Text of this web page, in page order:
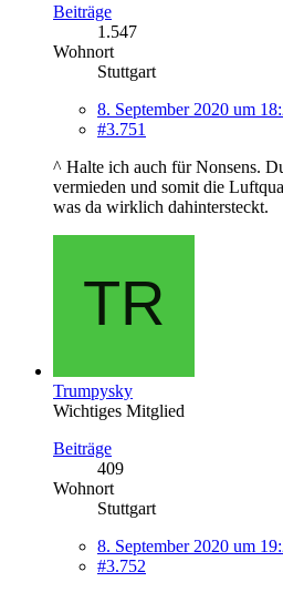
Beiträge
1.547
Wohnort
Stuttgart
8. September 2020 um
#3.751
^ Halte ich auch für Nonsens.
vermieden und somit die
was da wirklich dahintersteckt.
Trumpysky
Wichtiges Mitglied
Beiträge
409
Wohnort
Stuttgart
8. September 2020 um
#3.752